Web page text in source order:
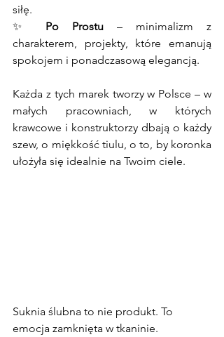
siłę.
✨ Po Prostu – minimalizm z
charakterem, projekty, które emanują
spokojem i ponadczasową elegancją.
Każda z tych marek tworzy w Polsce – w
małych pracowniach, w których
krawcowe i konstruktorzy dbają o każdy
szew, o miękkość tiulu, o to, by koronka
ułożyła się idealnie na Twoim ciele.
Suknia ślubna to nie produkt. To
emocja zamknięta w tkaninie.